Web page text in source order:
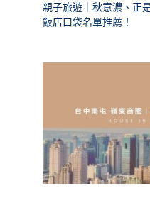
親子旅遊｜秋意濃、正
飯店口袋名單推薦！